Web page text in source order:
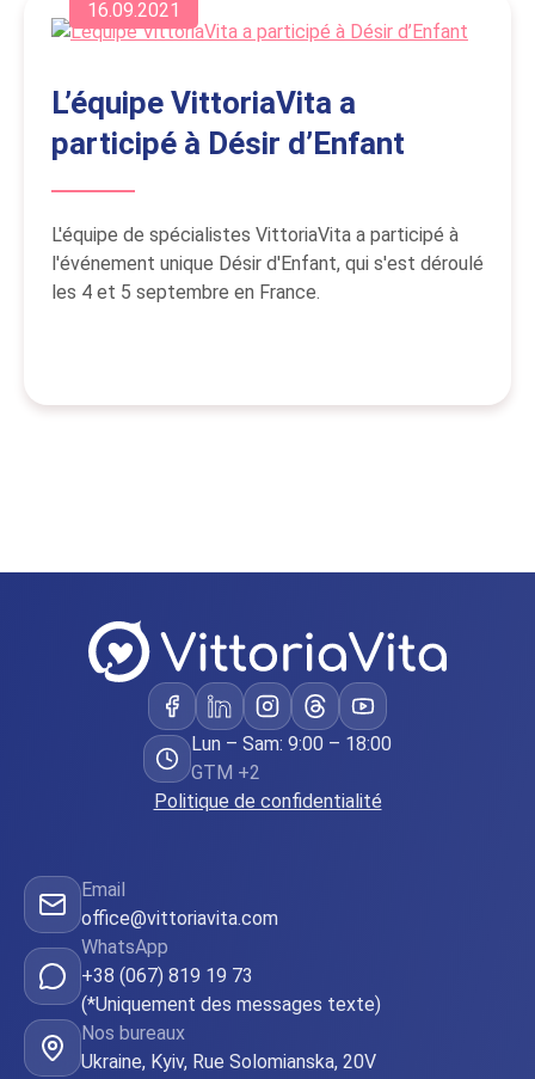
16.09.2021
L’équipe VittoriaVita a
participé à Désir d’Enfant
L'équipe de spécialistes VittoriaVita a participé à
l'événement unique Désir d'Enfant, qui s'est déroulé
les 4 et 5 septembre en France.
Lun – Sam: 9:00 – 18:00
GTM +2
Politique de confidentialité
Email
office@vittoriavita.com
WhatsApp
+38 (067) 819 19 73
(*Uniquement des messages texte)
Nos bureaux
Ukraine, Kyiv, Rue Solomianska, 20V